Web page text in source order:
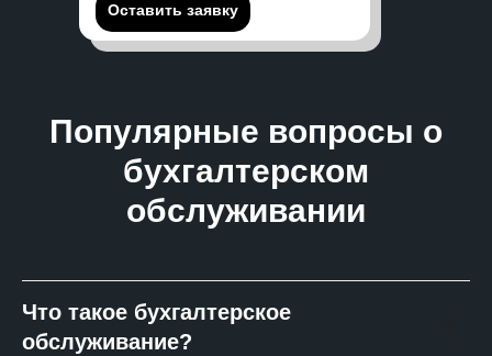
Оставить заявку
Популярные вопросы о
бухгалтерском
обслуживании
Что такое бухгалтерское
обслуживание?